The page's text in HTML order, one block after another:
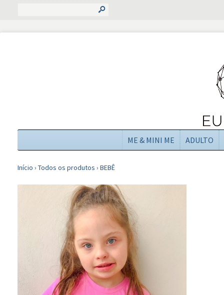
s
ME & MINI ME ADULTO
Início › Todos os produtos › BEBÊ